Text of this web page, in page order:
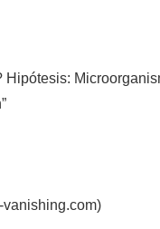
Hipótesis: